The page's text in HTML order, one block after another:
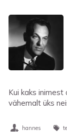
Kui kaks
vähemalt üks
hannes